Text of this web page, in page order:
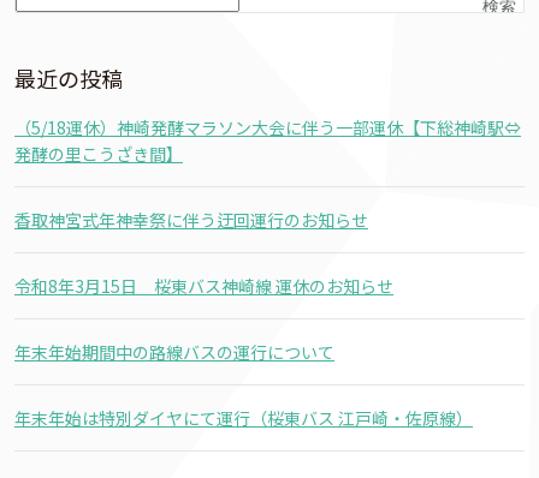
検索
最近の投稿
（5/18運休）神崎発酵マラソン大会に伴う一部運休【下総神崎駅⇔
発酵の里こうざき間】
香取神宮式年神幸祭に伴う迂回運行のお知らせ
令和8年3月15日 桜東バス神崎線 運休のお知らせ
年末年始期間中の路線バスの運行について
年末年始は特別ダイヤにて運行（桜東バス 江戸崎・佐原線）